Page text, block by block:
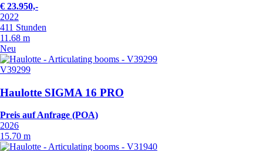
€ 23.950,-
2022
411 Stunden
11.68 m
Neu
V39299
Haulotte SIGMA 16 PRO
Preis auf Anfrage (POA)
2026
15.70 m